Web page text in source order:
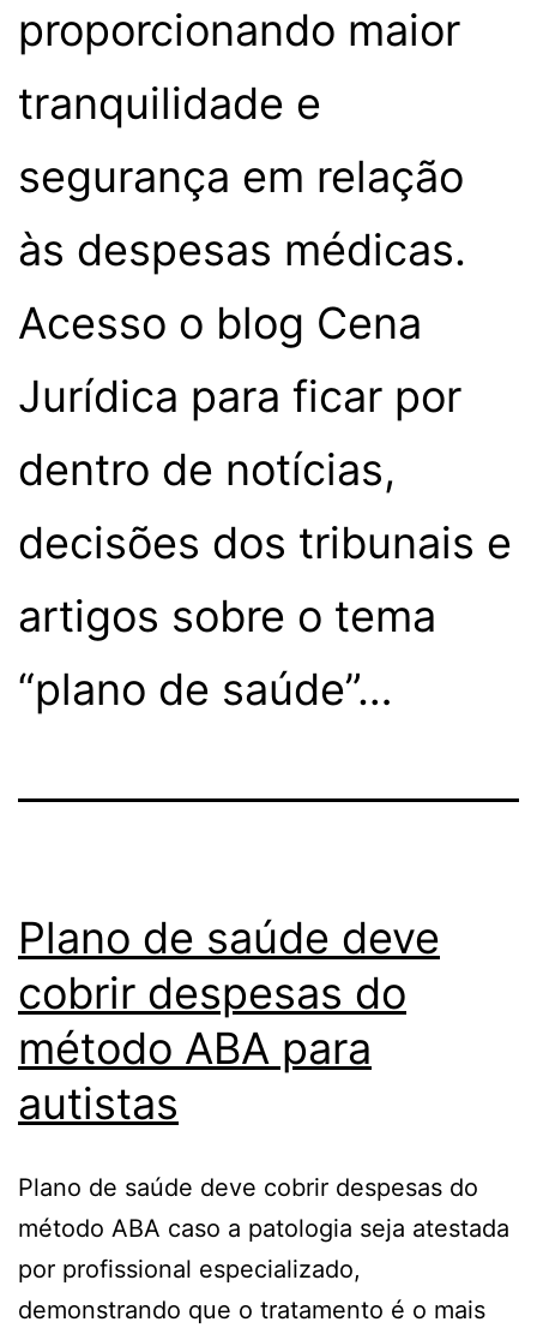
proporcionando maior
tranquilidade e
segurança em relação
às despesas médicas.
Acesso o blog Cena
Jurídica para ficar por
dentro de notícias,
decisões dos tribunais e
artigos sobre o tema
“plano de saúde”…
Plano de saúde deve
cobrir despesas do
método ABA para
autistas
Plano de saúde deve cobrir despesas do
método ABA caso a patologia seja atestada
por profissional especializado,
demonstrando que o tratamento é o mais